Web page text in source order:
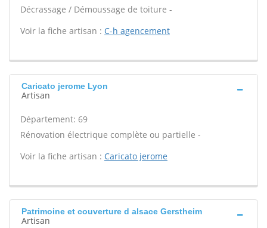
Décrassage / Démoussage de toiture -
Voir la fiche artisan : C-h agencement
Caricato jerome Lyon
Artisan
Département: 69
Rénovation électrique complète ou partielle -
Voir la fiche artisan : Caricato jerome
Patrimoine et couverture d alsace Gerstheim
Artisan